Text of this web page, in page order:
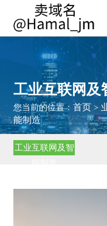
工业互联网及
您当前的位置：首页>
能制造
工业互联网及智